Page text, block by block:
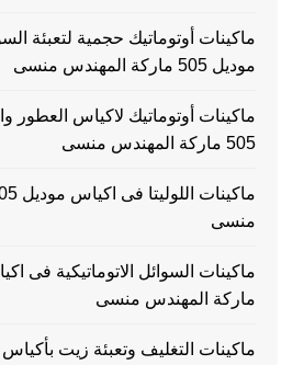
ماكينات أوتوماتيك حجمية لتعبئة
موديل 505 ماركة المهندس منسى
ماكينات أوتوماتيك لاكياس العطور
505 ماركة المهندس منسى
منسى
ماركة المهندس منسى